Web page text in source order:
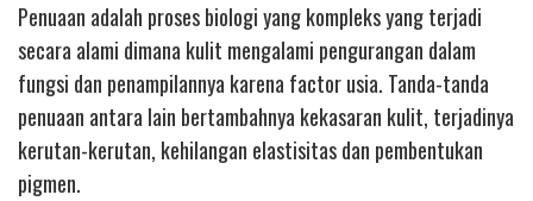
Penuaan adalah proses biologi yang kompleks yang terjadi
secara alami dimana kulit mengalami pengurangan dalam
fungsi dan penampilannya karena factor usia. Tanda-tanda
penuaan antara lain bertambahnya kekasaran kulit, terjadinya
kerutan-kerutan, kehilangan elastisitas dan pembentukan
pigmen.